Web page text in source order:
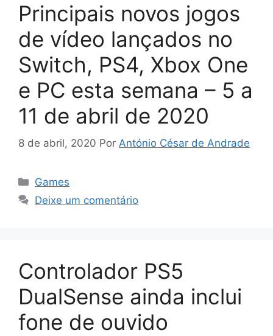
Principais novos jogos
de vídeo lançados no
Switch, PS4, Xbox One
e PC esta semana – 5 a
11 de abril de 2020
8 de abril, 2020 Por António César de Andrade
Categorias
Games
Deixe um comentário
Controlador PS5
DualSense ainda inclui
fone de ouvido